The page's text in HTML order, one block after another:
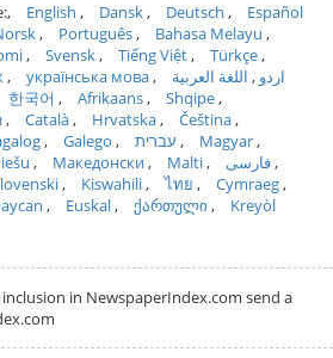
English Dansk Deutsch
Español
Português
Bahasa Melayu
Svensk Tiếng Việt
Türkçe
українська мова اردو
اللغة العربية
한국어 Afrikaans
Shqipe
Català Hrvatska
Čeština
Galego עברית
Magyar
Македонски Malti
فارسی
Kiswahili ไทย
Cymraeg
Euskal ქართული
Kreyòl
in NewspaperIndex.com send a